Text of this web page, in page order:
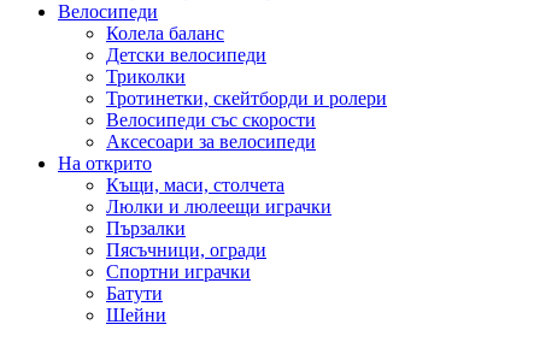
Велосипеди
Колела баланс
Детски велосипеди
Триколки
Тротинетки, скейтборди и ролери
Велосипеди със скорости
Аксесоари за велосипеди
На открито
Къщи, маси, столчета
Люлки и люлеещи играчки
Пързалки
Пясъчници, огради
Спортни играчки
Батути
Шейни